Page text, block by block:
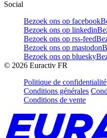
Social
Bezoek ons op facebook
Bezoek ons op linkedin
Bezoek ons op rss-feed
Bezoek ons op mastodon
Bezoek ons op bluesky
© 2026 Euractiv FR
Politique de confidentialité
Conditions générales
Conditions de vente